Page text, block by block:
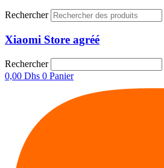
Rechercher
Xiaomi Store agréé
Rechercher
0,00 Dhs 0 Panier